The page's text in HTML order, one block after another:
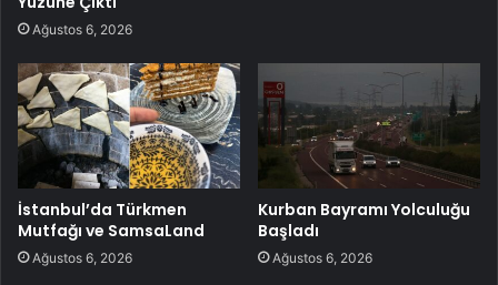
Ağustos 6, 2026
İstanbul’da Türkmen
Mutfağı ve SamsaLand
Ağustos 6, 2026
Kurban Bayramı Yolculuğu
Başladı
Ağustos 6, 2026